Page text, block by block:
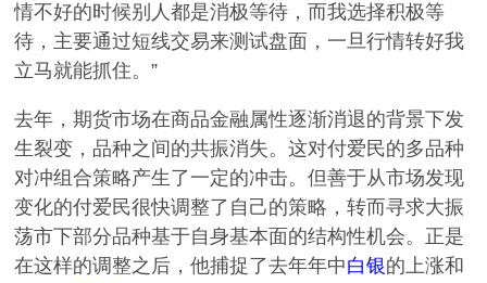
情不好的时候别人都是消极等待，而我选择积极等
待，主要通过短线交易来测试盘面，一旦行情转好我
立马就能抓住。”
去年，期货市场在商品金融属性逐渐消退的背景下发
生裂变，品种之间的共振消失。这对付爱民的多品种
对冲组合策略产生了一定的冲击。但善于从市场发现
变化的付爱民很快调整了自己的策略，转而寻求大振
荡市下部分品种基于自身基本面的结构性机会。正是
在这样的调整之后，他捕捉了去年年中白银的上涨和